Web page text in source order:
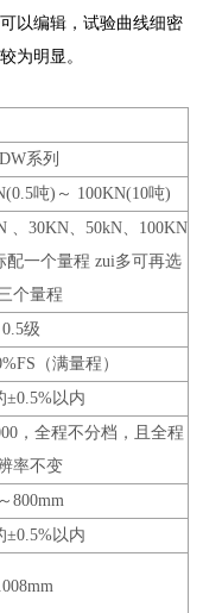
以编辑，试验曲线细密
为明显。
系列
吨)～ 100KN(10吨)
、30KN、50kN、100KN
量程 zui多可再选
个量程
0.5级
（满量程）
±0.5%以内
，全程不分档，且全程
率不变
800mm
±0.5%以内